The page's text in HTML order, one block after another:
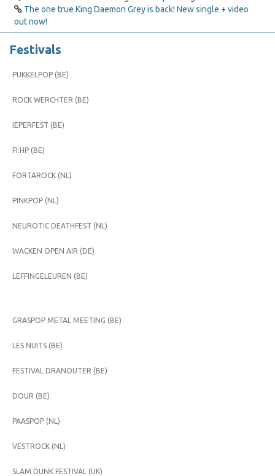
The one true King Daemon Grey is back! New single + video
out now!
Festivals
PUKKELPOP (BE)
ROCK WERCHTER (BE)
IEPERFEST (BE)
FI:HP (BE)
FORTAROCK (NL)
PINKPOP (NL)
NEUROTIC DEATHFEST (NL)
WACKEN OPEN AIR (DE)
LEFFINGELEUREN (BE)
GRASPOP METAL MEETING (BE)
LES NUITS (BE)
FESTIVAL DRANOUTER (BE)
DOUR (BE)
PAASPOP (NL)
VESTROCK (NL)
SLAM DUNK FESTIVAL (UK)